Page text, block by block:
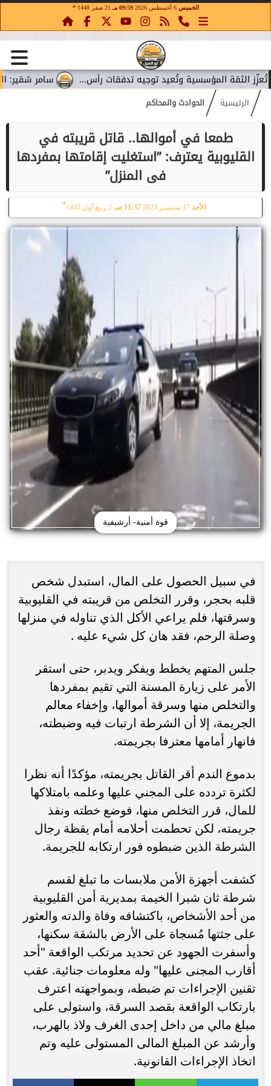
الخميس 09:59 مـ 21 صفر 1448 هـ
سامر شقير: المؤسسية وتُعيد توجيه تدفقات رأس...
الرئيسية الحوادث والمحاكم
طمعا في أموالها.. قاتل قريبته في
القليوبية يعترف: ”استغليت إقامتها بمفردها
فى المنزل”
الأحد 17 سبتمبر 2023 11:37 صـ 2 ربيع أول 1445
هـ
قوة أمنية- أرشيفية
في سبيل الحصول على المال، استبدل شخص
قلبه بحجر، وقرر التخلص من قريبته في القليوبية
وسرقتها، فلم يراعي الأكل الذي تناوله في منزلها
وصلة الرحم، فقد هان كل شيء عليه .
جلس المتهم يخطط ويفكر ويدبر، حتى استقر
الأمر على زيارة المسنة التي تقيم بمفردها
والتخلص منها وسرقة أموالها، وإخفاء معالم
الجريمة، إلا أن الشرطة ارتبات فيه وضبطته،
فانهار أمامها معترفا بجريمته.
بدموع الندم أقر القاتل بجريمته، مؤكدًا أنه نظرا
لكثرة تردده على المجني عليها وعلمه بامتلاكها
للمال، قرر التخلص منها، فوضع خطته ونفذ
جريمته، لكن تحطمت أحلامه أمام يقظة رجال
الشرطة الذين ضبطوه فور ارتكابه للجريمة.
كشفت أجهزة الأمن ملابسات ما تبلغ لقسم
شرطة ثان شبرا الخيمة بمديرية أمن القليوبية
من أحد الأشخاص، باكتشافه وفاة والدته والعثور
على جثتها مُسجاة على الأرض بالشقة سكنها،
وأسفرت الجهود عن تحديد مرتكب الواقعة "أحد
أقارب المجنى عليها" وله معلومات جنائية. عقب
تقنين الإجراءات تم ضبطه، وبمواجهته اعترف
بارتكاب الواقعة بقصد السرقة، واستولى على
مبلغ مالي من داخل إحدى الغرف ولاذ بالهرب،
وأرشد عن المبلغ المالى المستولى عليه وتم
اتخاذ الإجراءات القانونية.